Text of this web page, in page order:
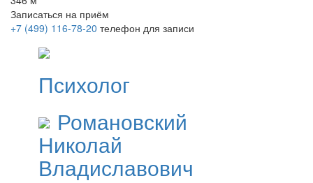
Записаться на приём
+7 (499) 116-78-20 телефон для записи
Психолог
Романовский
Николай
Владиславович